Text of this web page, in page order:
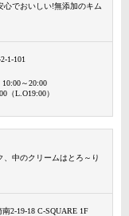
心でおいしい!無添加のキム
1-101
～20:00
（L.O19:00）
中のクリームはとろ～り
2-19-18 C-SQUARE 1F